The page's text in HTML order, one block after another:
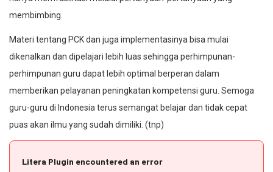
membimbing.
Materi tentang PCK dan juga implementasinya bisa mulai
dikenalkan dan dipelajari lebih luas sehingga perhimpunan-
perhimpunan guru dapat lebih optimal berperan dalam
memberikan pelayanan peningkatan kompetensi guru. Semoga
guru-guru di Indonesia terus semangat belajar dan tidak cepat
puas akan ilmu yang sudah dimiliki. (tnp)
Litera Plugin encountered an error